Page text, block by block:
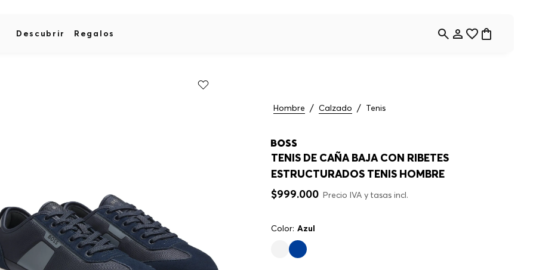
Descubrir Regalos
Hombre Calzado Tenis
TENIS DE CAÑA BAJA CON RIBETES
ESTRUCTURADOS TENIS HOMBRE
$999.000 Precio IVA y tasas incl.
Color: Azul